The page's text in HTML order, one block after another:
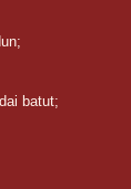
batut;